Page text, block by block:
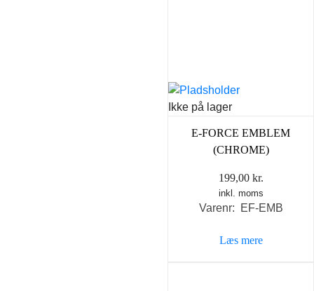
Ikke på lager
E-FORCE EMBLEM
(CHROME)
199,00 kr.
inkl. moms
Varenr: EF-EMB
Læs mere